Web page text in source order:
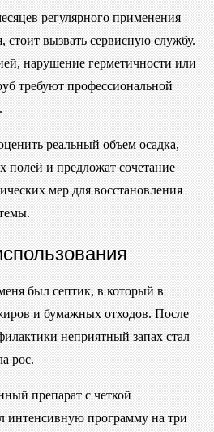
регулярного применения
стоит вызвать сервисную службу.
нарушение герметичности или
требуют профессиональной
реальный объем осадка,
полей и предложат сочетание
мер для восстановления
был септик, в который в
и бумажных отходов. После
неприятный запах стал
рос.
препарат с четкой
интенсивную программу на три